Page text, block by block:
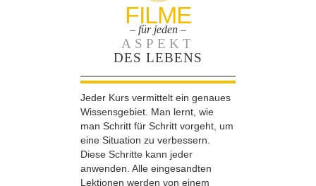
FILME
– für jeden –
ASPEKT
DES LEBENS
Jeder Kurs vermittelt ein genaues
Wissensgebiet. Man lernt, wie
man Schritt für Schritt vorgeht, um
eine Situation zu verbessern.
Diese Schritte kann jeder
anwenden. Alle eingesandten
Lektionen werden von einem